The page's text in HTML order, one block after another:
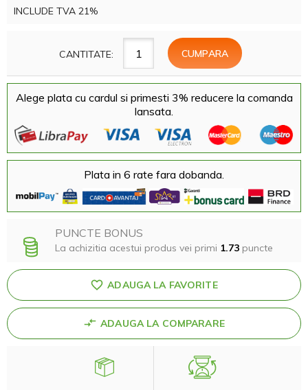
INCLUDE TVA 21%
CANTITATE:
Alege plata cu cardul si primesti 3% reducere la comanda
lansata.
Plata in 6 rate fara dobanda.
PUNCTE BONUS
La achizitia acestui produs vei primi 1.73 puncte
ADAUGA LA FAVORITE
ADAUGA LA COMPARARE